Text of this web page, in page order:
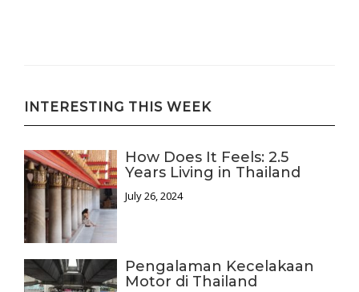
INTERESTING THIS WEEK
How Does It Feels: 2.5
Years Living in Thailand
July 26, 2024
Pengalaman Kecelakaan
Motor di Thailand